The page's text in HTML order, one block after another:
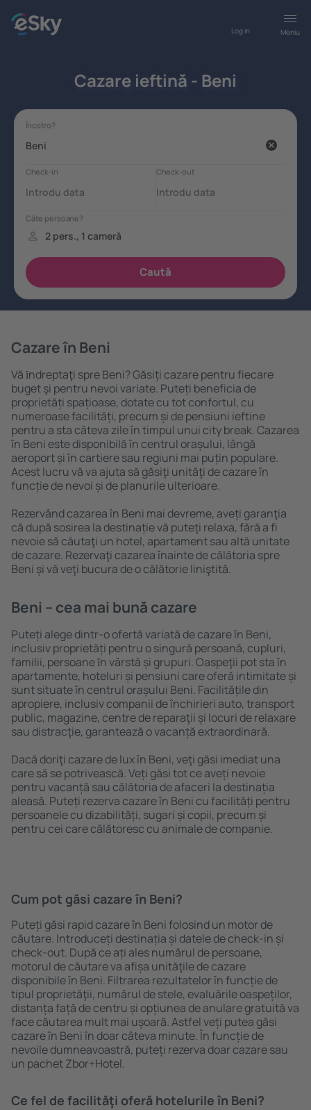
Meniu
Log in
Cazare ieftină - Beni
Cazare în Beni
Vă ȋndreptaţi spre Beni? Găsiți cazare pentru fiecare
buget şi pentru nevoi variate. Puteți beneficia de
proprietăți spațioase, dotate cu tot confortul, cu
numeroase facilități, precum și de pensiuni ieftine
pentru a sta câteva zile în timpul unui city break. Cazarea
în Beni este disponibilă în centrul orașului, lângă
aeroport și în cartiere sau regiuni mai puțin populare.
Acest lucru vă va ajuta să găsiţi unităţi de cazare în
funcție de nevoi și de planurile ulterioare.
Rezervând cazarea în Beni mai devreme, aveți garanţia
că după sosirea la destinație vă puteţi relaxa, fără a fi
nevoie să căutaţi un hotel, apartament sau altă unitate
de cazare. Rezervaţi cazarea înainte de călătoria spre
Beni și vă veţi bucura de o călătorie liniştită.
Beni – cea mai bună cazare
Puteți alege dintr-o ofertă variată de cazare în Beni,
inclusiv proprietăți pentru o singură persoană, cupluri,
familii, persoane ȋn vârstă și grupuri. Oaspeţii pot sta în
apartamente, hoteluri și pensiuni care oferă intimitate și
sunt situate în centrul orașului Beni. Facilitățile din
apropiere, inclusiv companii de închirieri auto, transport
public, magazine, centre de reparaţii și locuri de relaxare
sau distracţie, garantează o vacanță extraordinară.
Dacă doriţi cazare de lux în Beni, veţi găsi imediat una
care să se potrivească. Veți găsi tot ce aveți nevoie
pentru vacanță sau călătoria de afaceri la destinația
aleasă. Puteți rezerva cazare în Beni cu facilități pentru
persoanele cu dizabilități, sugari și copii, precum și
pentru cei care călătoresc cu animale de companie.
Cum pot găsi cazare în Beni?
Puteți găsi rapid cazare în Beni folosind un motor de
căutare. Introduceți destinația și datele de check-in și
check-out. După ce ați ales numărul de persoane,
motorul de căutare va afișa unităţile de cazare
disponibile în Beni. Filtrarea rezultatelor în funcție de
tipul proprietăţii, numărul de stele, evaluările oaspeților,
distanța față de centru și opțiunea de anulare gratuită va
face căutarea mult mai ușoară. Astfel veți putea găsi
cazare în Beni în doar câteva minute. În funcție de
nevoile dumneavoastră, puteți rezerva doar cazare sau
un pachet Zbor+Hotel.
Ce fel de facilităţi oferă hotelurile în Beni?